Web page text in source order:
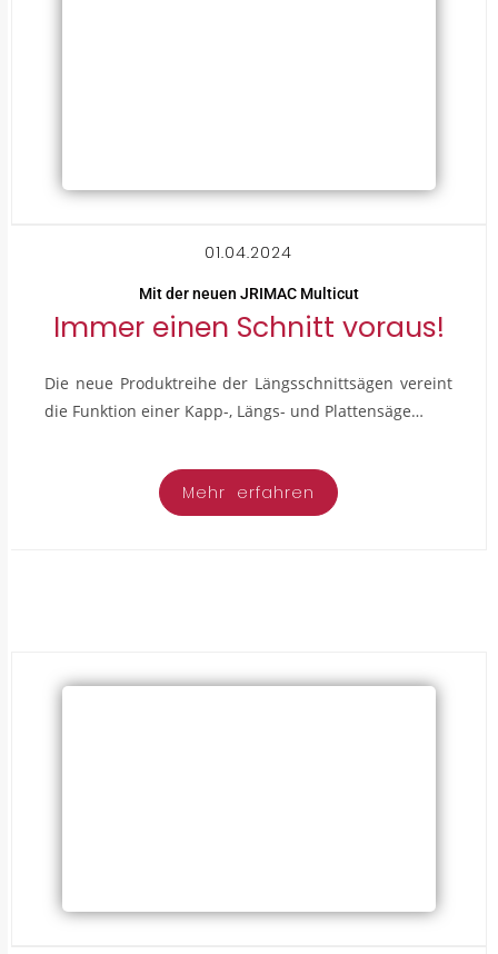
01.04.2024
Mit der neuen JRIMAC Multicut
Immer einen Schnitt voraus!
Die neue Produktreihe der Längsschnittsägen vereint
die Funktion einer Kapp-, Längs- und Plattensäge…
Mehr erfahren